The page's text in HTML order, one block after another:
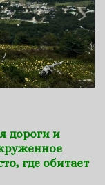
дороги и
где обитает